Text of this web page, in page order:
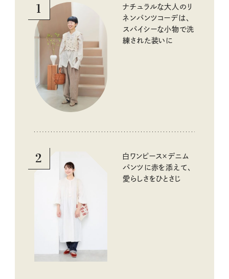
1
ナチュラルな大人のリ
ネンパンツコーデは、
スパイシーな小物で洗
練された装いに
2
白ワンピース×デニム
パンツに赤を添えて、
愛らしさをひとさじ